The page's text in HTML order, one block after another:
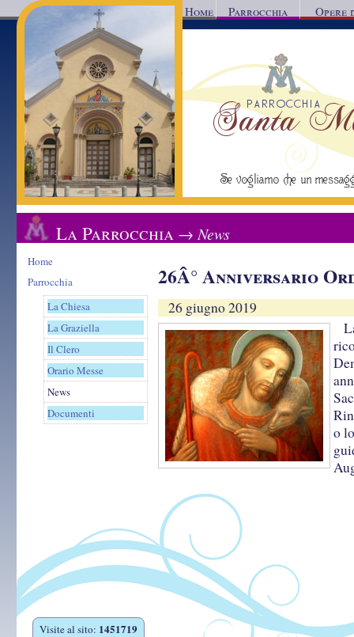
Home Parrocchia Opere
Parrocchia Santa
Reggio Calabria
Se vogliamo che un
La Parrocchia → News
Home
Parrocchia
La Chiesa
La Graziella
Il Clero
Orario Messe
News
Documenti
26Â° Anniversario
26 giugno 2019
o
Visite al sito: 1451719